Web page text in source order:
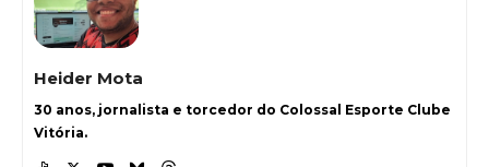
Heider Mota
30 anos, jornalista e torcedor do Colossal Esporte Clube
Vitória.